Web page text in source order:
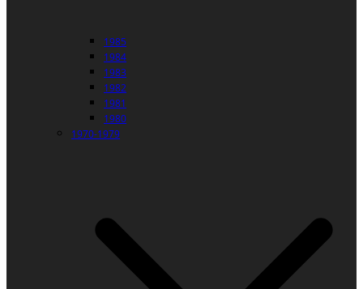
1985
1984
1983
1982
1981
1980
1970-1979